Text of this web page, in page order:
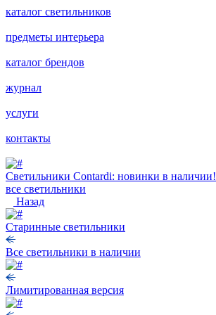
каталог светильников
предметы интерьера
каталог брендов
журнал
услуги
контакты
Светильники Contardi: новинки в наличии!
все светильники
Назад
Старинные светильники
Все светильники в наличии
Лимитированная версия